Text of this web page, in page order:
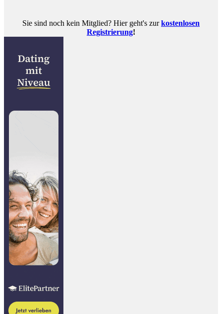
Sie sind noch kein Mitglied? Hier geht's zurkostenlosen
Registrierung!